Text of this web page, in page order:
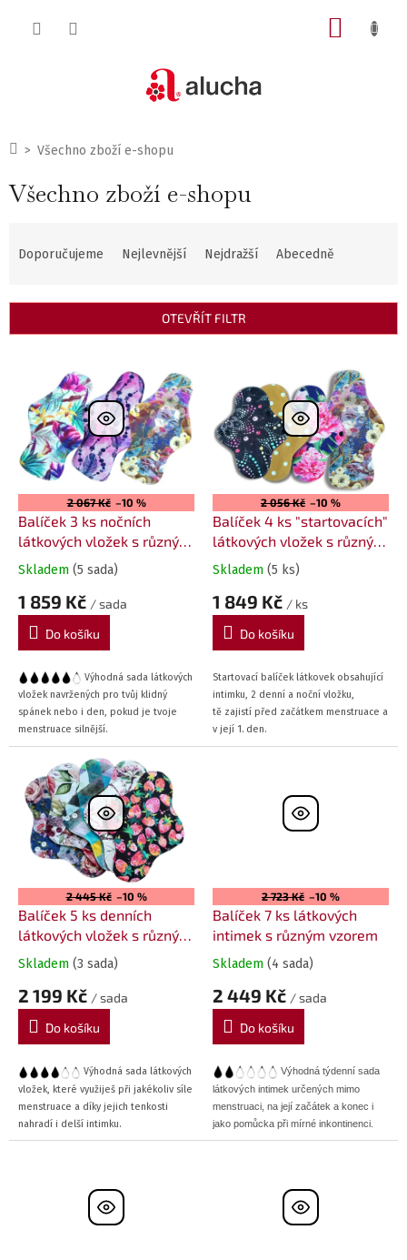
DomůVšechno zboží e-shopu
Všechno zboží e-shopu
Ř
z
p
r
o
d
u
k
t
ů
Doporučujeme Nejlevnější Nejdražší Abecedně
OTEVŘÍT FILTR
p
s
p
r
d
u
k
2 067 Kč –10 %
Balíček 3 ks nočních
látkových vložek s různým
vzorem
Skladem (5 sada)
1 859 Kč / sada
Do košíku
Výhodná sada látkových
vložek navržených pro tvůj klidný
spánek nebo i den, pokud je tvoje
menstruace silnější.
2 056 Kč –10 %
Balíček 4 ks "startovacích"
látkových vložek s různým
vzorem
Skladem (5 ks)
1 849 Kč / ks
Do košíku
Startovací balíček látkovek obsahující
intimku, 2 denní a noční vložku,
tě zajistí před začátkem menstruace a
v její 1. den.
2 445 Kč –10 %
Balíček 5 ks denních
látkových vložek s různým
vzorem
Skladem (3 sada)
2 199 Kč / sada
Do košíku
Výhodná sada látkových
vložek, které využiješ při jakékoliv síle
menstruace a díky jejich tenkosti
nahradí i delší intimku.
2 723 Kč –10 %
Balíček 7 ks látkových
intimek s různým vzorem
Skladem (4 sada)
2 449 Kč / sada
Do košíku
Výhodná týdenní sada
látkových intimek určených mimo
menstruaci, na její začátek a konec i
jako pomůcka při mírné inkontinenci.